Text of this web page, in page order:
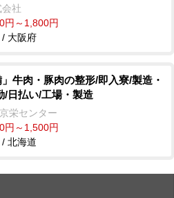
社
円～1,800円
大阪府
」牛肉・豚肉の整形/即入寮/製造・
/日払い/工場・製造
栄センター
円～1,500円
北海道